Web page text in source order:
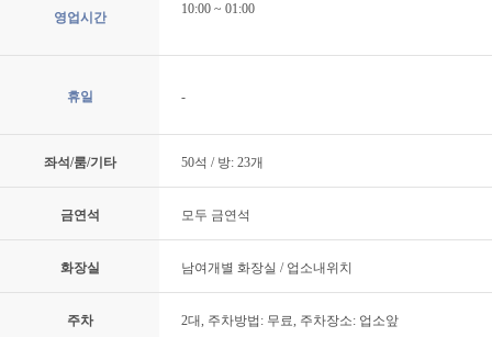
영업시간
10:00 ~ 01:00
휴일 -
좌석/룸/기타 50석 / 방: 23개
금연석 모두 금연석
화장실 남여개별 화장실 / 업소내위치
주차 2대, 주차방법: 무료, 주차장소: 업소앞